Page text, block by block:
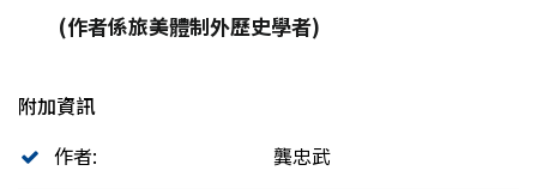
(作者係旅美體制外歷史學者)
附加資訊
作者:
龔忠武